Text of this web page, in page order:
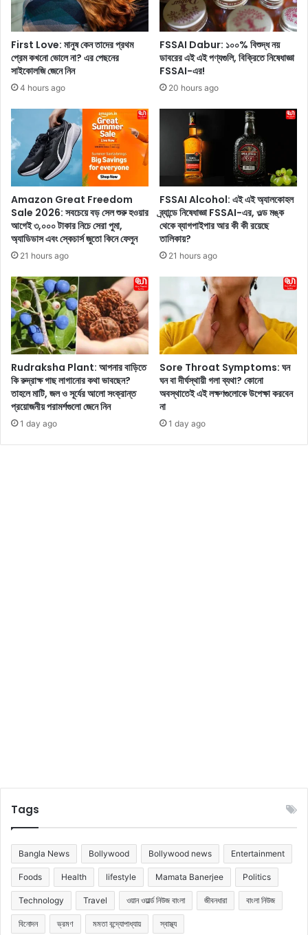
লে
ঘ
রে
ই
তৈ
রি
ক
রু
ন
প
নি
র
চা
ন
প
নি
ক
টি
র
সা
ম্য
পূ
র্ণ
নে
র
জ
ন্য
অ
র্ভু
ক্ত
ক
র
তে
পা
রে
ন
First Love: মানুষ কেন তাদের প্রথম
প্রেম কখনো ভোলে না? এর পেছনের
সাইকোলজি জেনে নিন
4 hours ago
FSSAI Dabur: ১০০% বিশুদ্ধ নয়
ডাবরের এই এই পণ্যগুলি, বিক্রিতে নিষেধাজ্ঞা
FSSAI-এর!
20 hours ago
Amazon Great Freedom
Sale 2026: সবচেয়ে বড় সেল শুরু হওয়ার
আগেই ৩,০০০ টাকার নিচে সেরা পুমা,
অ্যাডিডাস এবং স্কেচার্স জুতো কিনে ফেলুন
21 hours ago
FSSAI Alcohol: এই এই অ্যালকোহল
ব্র্যান্ডে নিষেধাজ্ঞা FSSAI-এর, ওল্ড মঙ্ক
থেকে ব্যাগপাইপার আর কী কী রয়েছে
তালিকায়?
21 hours ago
Rudraksha Plant: আপনার বাড়িতে
কি রুদ্রাক্ষ গাছ লাগানোর কথা ভাবছেন?
তাহলে মাটি, জল ও সূর্যের আলো সংক্রান্ত
প্রয়োজনীয় পরামর্শগুলো জেনে নিন
1 day ago
Sore Throat Symptoms: ঘন
ঘন বা দীর্ঘস্থায়ী গলা ব্যথা? কোনো
অবস্থাতেই এই লক্ষণগুলোকে উপেক্ষা করবেন
না
1 day ago
Tags
Bangla News Bollywood Bollywood news Entertainment
Foods Health lifestyle Mamata Banerjee Politics
Technology Travel ওয়ান ওয়ার্ল্ড নিউজ বাংলা জীবনধারা বাংলা নিউজ
বিনোদন ভ্রমণ মমতা বন্দ্যোপাধ্যায় স্বাস্থ্য